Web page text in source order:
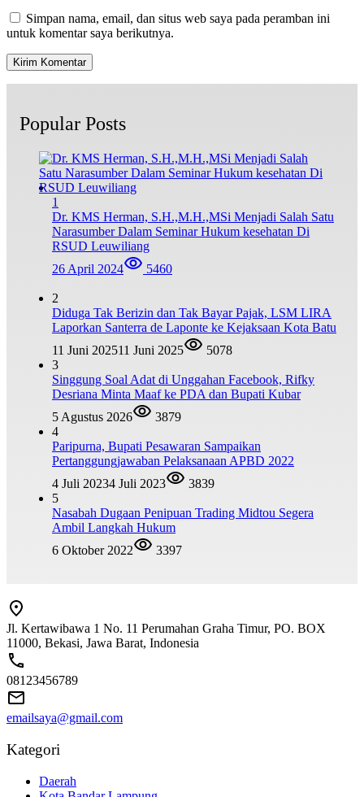
Simpan nama, email, dan situs web saya pada peramban ini
untuk komentar saya berikutnya.
Popular Posts
1
Dr. KMS Herman, S.H.,M.H.,MSi Menjadi Salah Satu
Narasumber Dalam Seminar Hukum kesehatan Di
RSUD Leuwiliang
26 April 2024
5460
2
Diduga Tak Berizin dan Tak Bayar Pajak, LSM LIRA
Laporkan Santerra de Laponte ke Kejaksaan Kota Batu
11 Juni 202511 Juni 2025
5078
3
Singgung Soal Adat di Unggahan Facebook, Rifky
Desriana Minta Maaf ke PDA dan Bupati Kubar
5 Agustus 2026
3879
4
Paripurna, Bupati Pesawaran Sampaikan
Pertanggungjawaban Pelaksanaan APBD 2022
4 Juli 20234 Juli 2023
3839
5
Nasabah Dugaan Penipuan Trading Midtou Segera
Ambil Langkah Hukum
6 Oktober 2022
3397
Jl. Kertawibawa 1 No. 11 Perumahan Graha Timur, PO. BOX
11000, Bekasi, Jawa Barat, Indonesia
08123456789
emailsaya@gmail.com
Kategori
Daerah